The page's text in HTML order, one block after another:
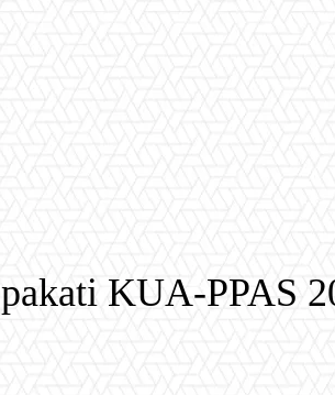
KUA-PPAS